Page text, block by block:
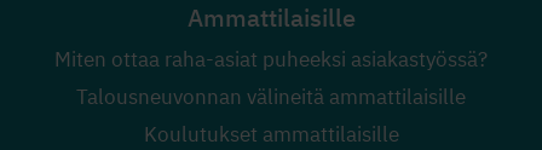
Ammattilaisille
Miten ottaa raha-asiat puheeksi asiakastyössä?
Talousneuvonnan välineitä ammattilaisille
Koulutukset ammattilaisille